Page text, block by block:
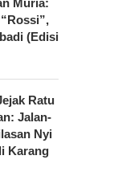
Muria:
(Edisi
Ratu
Jalan-
Nyi
Karang